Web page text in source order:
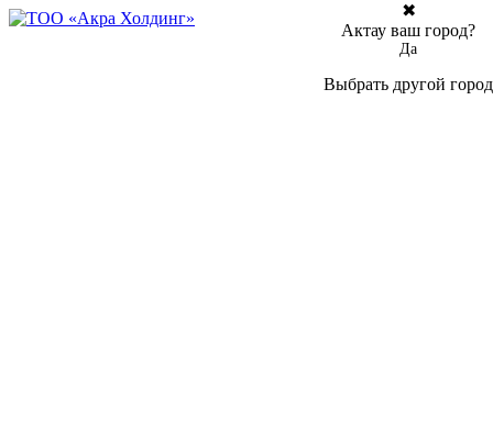
✖
Актау ваш город?
Да
Выбрать другой город